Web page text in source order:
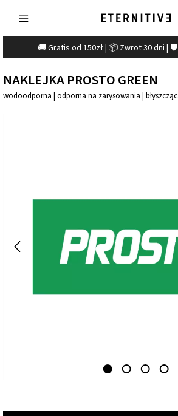
🚚 Gratis od 150zł | 📦 Zwrot 30 dni |
NAKLEJKA PROSTO GREEN
wodoodporna | odporna na zarysowania |